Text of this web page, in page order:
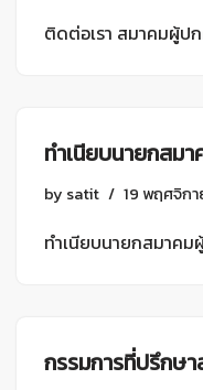
ติดต่อเรา สมาคมผู้ปก
ทำเนียบนายกสม
by satit 19 พฤศจิก
ทำเนียบนายกสมาคม
กรรมการที่ปรึกษ